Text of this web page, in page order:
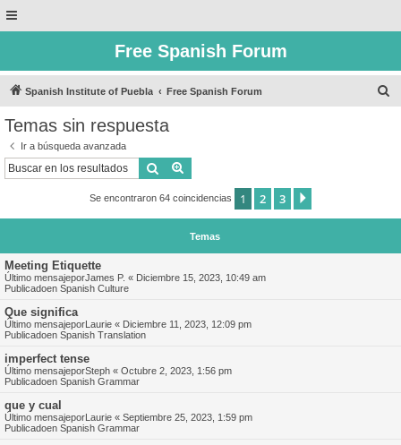
Free Spanish Forum
Spanish Institute of Puebla Free Spanish Forum
Temas sin respuesta
Ir a búsqueda avanzada
Buscar
Se encontraron 64 coincidencias 1 2 3
Temas
Meeting Etiquette
Último mensajeporJames P. « Diciembre 15, 2023, 10:49 am
Publicadoen Spanish Culture
Que significa
Último mensajeporLaurie « Diciembre 11, 2023, 12:09 pm
Publicadoen Spanish Translation
imperfect tense
Último mensajeporSteph « Octubre 2, 2023, 1:56 pm
Publicadoen Spanish Grammar
que y cual
Último mensajeporLaurie « Septiembre 25, 2023, 1:59 pm
Publicadoen Spanish Grammar